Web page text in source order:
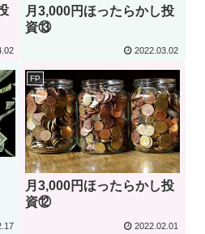
月3,000円ほったらかし投
資⑬
2022.03.02
FP
月3,000円ほったらかし投
資⑫
2022.02.01